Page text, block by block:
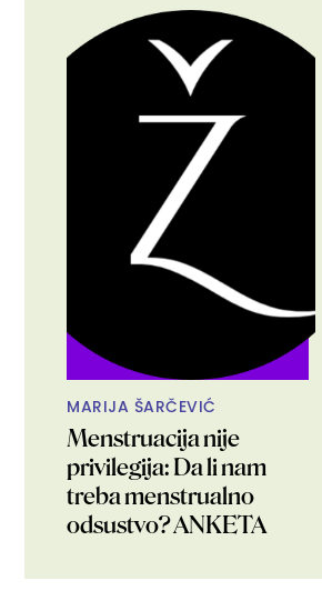
MARIJA ŠARČEVIĆ
Menstruacija nije
privilegija: Da li nam
treba menstrualno
odsustvo? ANKETA